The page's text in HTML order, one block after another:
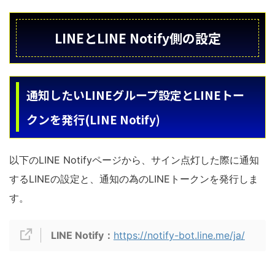
LINEとLINE Notify側の設定
通知したいLINEグループ設定とLINEトー
クンを発行(LINE Notify)
以下のLINE Notifyページから、サイン点灯した際に通知
するLINEの設定と、通知の為のLINEトークンを発行しま
す。
LINE Notify： https://notify-bot.line.me/ja/